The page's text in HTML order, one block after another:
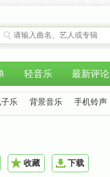
轻音乐 最新评论
子乐 背景音乐 手机铃声
收藏 下载